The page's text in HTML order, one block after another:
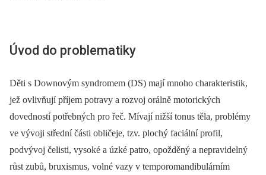
Úvod do problematiky
Děti s Downovým syndromem (DS) mají mnoho charakteristik,
jež ovlivňují příjem potravy a rozvoj orálně motorických
dovedností potřebných pro řeč. Mívají nižší tonus těla, problémy
ve vývoji střední části obličeje, tzv. plochý faciální profil,
podvývoj čelisti, vysoké a úzké patro, opožděný a nepravidelný
růst zubů, bruxismus, volné vazy v temporomandibulárním